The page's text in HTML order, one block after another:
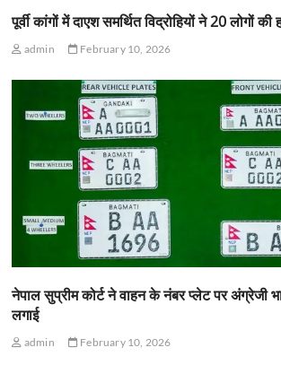
पूर्वी कांगों में दाएश समर्थित विद्रोहियों ने 20 लोगों की
admin February 10, 2026
नेपाल सुप्रीम कोर्ट ने वाहन के नंबर प्लेट पर अंग्रेजी
लगाई
admin February 10, 2026